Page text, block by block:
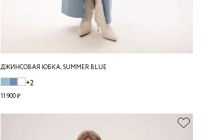
ДЖИНСОВАЯ ЮБКА, SUMMER BLUE
+2
11 900 ₽